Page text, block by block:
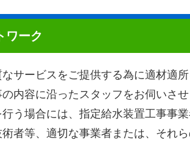
ワーク
サービスをご提供する為に適材適
内容に沿ったスタッフをお伺いさせ
う場合には、指定給水装置工事事
者等、適切な事業者または、それ